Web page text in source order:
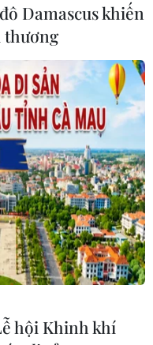
Damascus khiến
thương
hội Khinh khí